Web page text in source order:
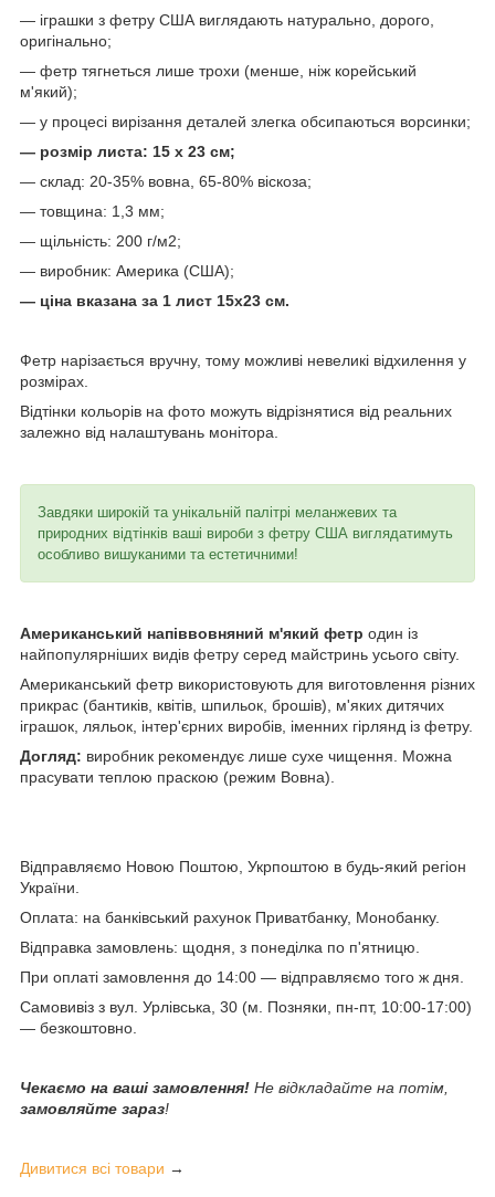
— іграшки з фетру США виглядають натурально, дорого,
оригінально;
— фетр тягнеться лише трохи (менше, ніж корейський
м'який);
— у процесі вирізання деталей злегка обсипаються ворсинки;
— розмір листа: 15 х 23 см;
— склад: 20-35% вовна, 65-80% віскоза;
— товщина: 1,3 мм;
— щільність: 200 г/м2;
— виробник: Америка (США);
— ціна вказана за 1 лист 15х23 см.
Фетр нарізається вручну, тому можливі невеликі відхилення у
розмірах.
Відтінки кольорів на фото можуть відрізнятися від реальних
залежно від налаштувань монітора.
Завдяки широкій та унікальній палітрі меланжевих та
природних відтінків ваші вироби з фетру США виглядатимуть
особливо вишуканими та естетичними!
Американський напіввовняний м'який фетр один із
найпопулярніших видів фетру серед майстринь усього світу.
Американський фетр використовують для виготовлення різних
прикрас (бантиків, квітів, шпильок, брошів), м'яких дитячих
іграшок, ляльок, інтер'єрних виробів, іменних гірлянд із фетру.
Догляд: виробник рекомендує лише сухе чищення. Можна
прасувати теплою праскою (режим Вовна).
Відправляємо Новою Поштою, Укрпоштою в будь-який регіон
України.
Оплата: на банківський рахунок Приватбанку, Монобанку.
Відправка замовлень: щодня, з понеділка по п'ятницю.
При оплаті замовлення до 14:00 — відправляємо того ж дня.
Самовивіз з вул. Урлівська, 30 (м. Позняки, пн-пт, 10:00-17:00)
— безкоштовно.
Чекаємо на ваші замовлення! Не відкладайте на потім,
замовляйте зараз!
Дивитися всі товари →